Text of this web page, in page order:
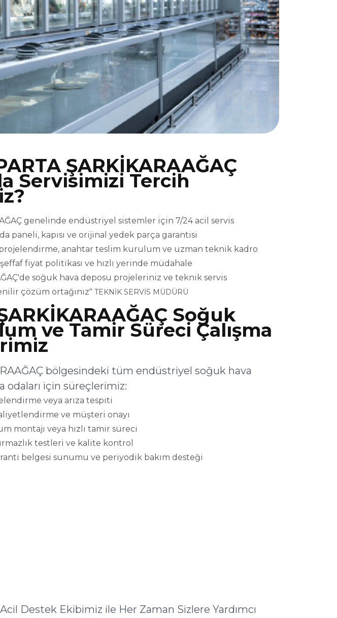
ŞARKİKARAAĞAÇ
Servisimizi Tercih
genelinde endüstriyel sistemler için 7/24 acil servis
paneli, kapısı ve orijinal yedek parça garantisi
anahtar teslim kurulum ve uzman teknik kadro
fiyat politikası ve hızlı yerinde müdahale
soğuk hava deposu projeleriniz ve teknik servis
çözüm ortağınız" TEKNİK SERVİS MÜDÜRÜ
Soğuk
ve Tamir Süreci Çalışma
bölgesindeki tüm endüstriyel soğuk hava
odaları için süreçlerimiz:
veya arıza tespiti
ve müşteri onayı
montajı veya hızlı tamir süreci
testleri ve kalite kontrol
belgesi sunumu ve periyodik bakım desteği
Acil Destek Ekibimiz ile Her Zaman Sizlere Yardımcı